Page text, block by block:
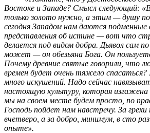
Востоке и Западе? Смысл следующий:
только золото нужно, а этим — душу
сегодня Западом нам даются
представления об истине — вот что
делается под видом добра. Дьявол сам по
может — он обезьяна Бога. Он
Почему древние святые говорили, что
времен будет очень тяжело
много искушений. Надо сейчас
настоящую культуру, которая
мы на своем месте будем просто, по
Господь пойдет нам навстречу. За грехи
вчетверо, а за добро, минимум, в сто
опыте».